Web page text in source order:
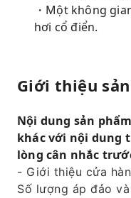
・Một không
hơi cổ điển.
Giới thiệu
Nội dung sản
khác với nội dung
lòng cân nhắc
- Giới thiệu cửa
Số lượng áp đảo